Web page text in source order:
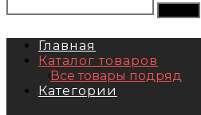
Главная
Каталог товаров
Все товары подряд
Категории